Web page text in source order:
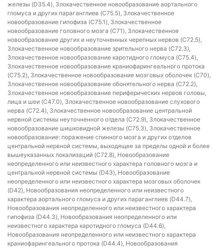
железы (D35.4), Злокачественное новообразование аортального
гломуса и других параганглиев (C75.5), Злокачественное
новообразование гипофиза (C75.1), Злокачественное
новообразование головного мозга (C71), Злокачественное
новообразование других и неуточненных черепных нервов (C72.5),
Злокачественное новообразование зрительного нерва (C72.3),
Злокачественное новообразование каротидного гломуса (C75.4),
Злокачественное новообразование краниофарингеального протока
(C75.2), Злокачественное новообразование мозговых оболочек (C70),
Злокачественное новообразование обонятельного нерва (C72.2),
Злокачественное новообразование периферических нервов головы,
лица и шеи (C47.0), Злокачественное новообразование слухового
нерва (C72.4), Злокачественное новообразование центральной
нервной системы неуточненного отдела (C72.9), Злокачественное
новообразование шишковидной железы (C75.3), Злокачественное
новообразование: поражение спинного мозга и других отделов
центральной нервной системы, выходящее за пределы одной и более
вышеуказанных локализаций (C72.8), Новообразование
неопределенного или неизвестного характера головного мозга и
центральной нервной системы (D43), Новообразование
неопределенного или неизвестного характера мозговых оболочек
(D42), Новообразования неопределенного или неизвестного
характера аортального гломуса и других параганглиев (D44.7),
Новообразования неопределенного или неизвестного характера
гипофиза (D44.3), Новообразования неопределенного или
неизвестного характера каротидного гломуса (D44.6),
Новообразования неопределенного или неизвестного характера
краниофарингеального протока (D44.4), Новообразования